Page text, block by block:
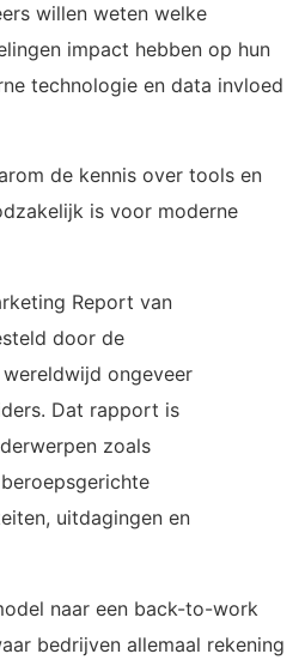
willen weten welke
impact hebben op hun
technologie en data invloed
de kennis over tools en
is voor moderne
Report van
door de
ongeveer
Dat rapport is
zoals
uitdagingen en
naar een back-to-work
bedrijven allemaal rekening